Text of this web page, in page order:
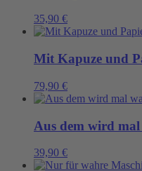
35,90 €
Mit Kapuze und
79,90 €
Aus dem wird
39,90 €